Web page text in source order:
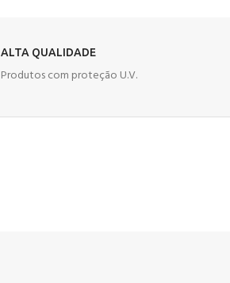
ALTA QUALIDADE
Produtos com proteção U.V.